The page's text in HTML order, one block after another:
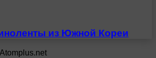
из Южной Кореи